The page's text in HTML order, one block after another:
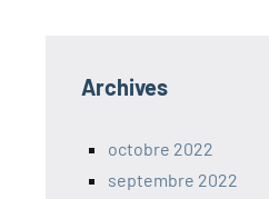
Archives
octobre 2022
septembre 2022